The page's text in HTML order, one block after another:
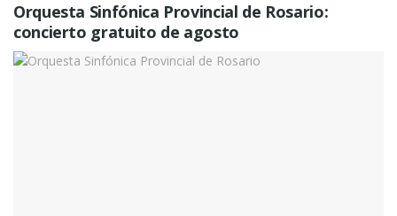
Orquesta Sinfónica Provincial de Rosario:
concierto gratuito de agosto